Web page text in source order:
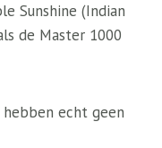
Sunshine (Indian
de Master 1000
hebben echt geen